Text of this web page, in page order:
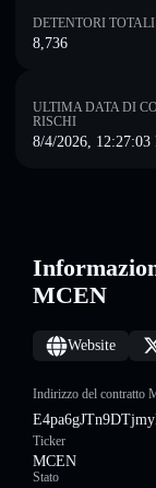
DETENTORI TOTALI
8,736
ULTIMA DATA DI
RISCHI
8/4/2026, 12:27:03
MCEN
Website
Indirizzo del contratto
Ticker
MCEN
Stato